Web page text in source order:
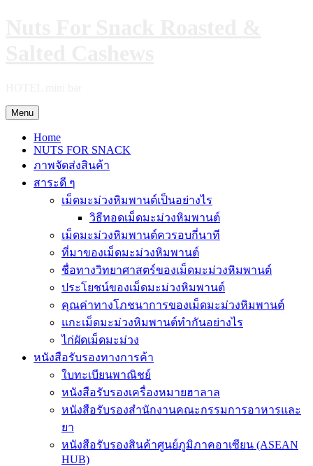
Menu
Home
NUTS FOR SNACK
ภาพจัดส่งสินค้า
สาระดี ๆ
เม็ดมะม่วงหิมพานต์เป็นอย่างไร
วิธีทอดเม็ดมะม่วงหิมพานต์
เม็ดมะม่วงหิมพานต์ควรอบกี่นาที
ที่มาของเม็ดมะม่วงหิมพานต์
ชื่อทางวิทยาศาสตร์ของเม็ดมะม่วงหิมพานต์
ประโยชน์ของเม็ดมะม่วงหิมพานต์
คุณค่าทางโภชนาการของเม็ดมะม่วงหิมพานต์
แกะเม็ดมะม่วงหิมพานต์ทำกันอย่างไร
ไก่ผัดเม็ดมะม่วง
หนังสือรับรองทางการค้า
ใบทะเบียนพาณิชย์
หนังสือรับรองเครื่องหมายฮาลาล
หนังสือรับรองสำนักงานคณะกรรมการอาหารและ
ยา
หนังสือรับรองสินค้าศูนย์ภูมิภาคอาเซียน (ASEAN
HUB)